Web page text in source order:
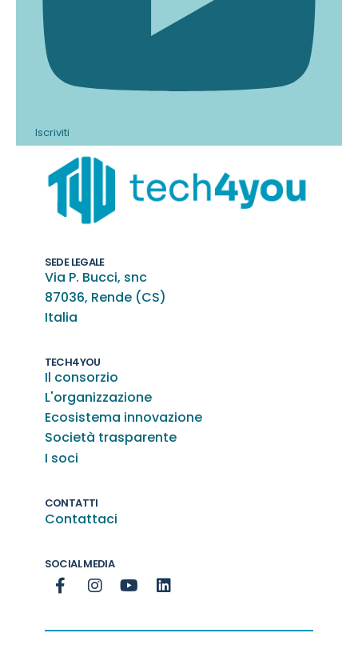
Iscriviti
SEDE LEGALE
Via P. Bucci, snc
87036, Rende (CS)
Italia
TECH4YOU
Il consorzio
L'organizzazione
Ecosistema innovazione
Società trasparente
I soci
CONTATTI
Contattaci
SOCIAL MEDIA